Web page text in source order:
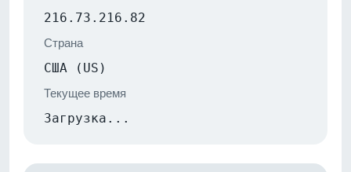
216.73.216.82
Страна
США (US)
Текущее время
Загрузка...